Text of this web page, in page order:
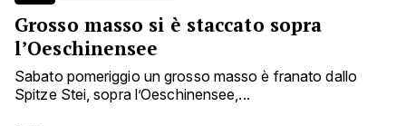
Grosso masso si è staccato sopra
l’Oeschinensee
Sabato pomeriggio un grosso masso è franato dallo
Spitze Stei, sopra l’Oeschinensee,...